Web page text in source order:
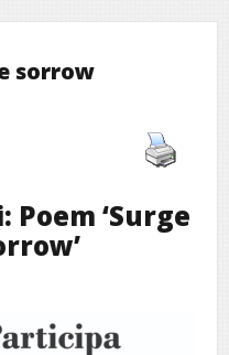
sorrow
Poem ‘Surge